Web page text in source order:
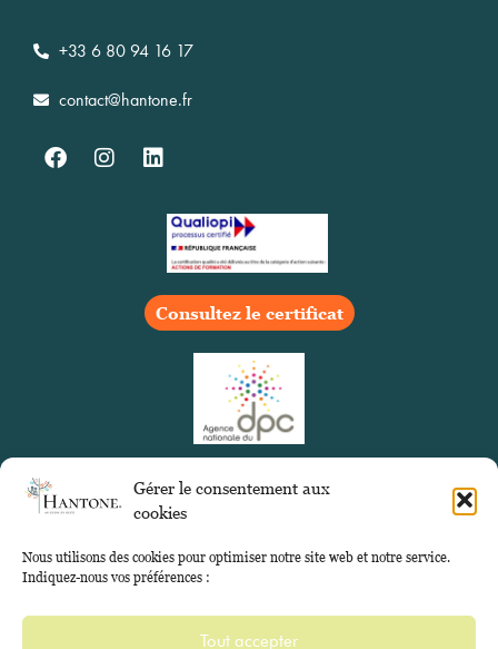
Gérer le consentement aux
cookies
Nous utilisons des cookies pour optimiser notre site web et notre service.
Indiquez-nous vos préférences :
Tout accepter
+33 6 80 94 16 17
contact@hantone.fr
Consultez le certificat